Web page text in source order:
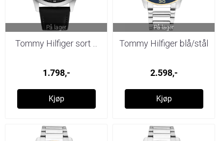
På lager
Tommy Hilfiger sort ...
1.798,-
Kjøp
På lager
Tommy Hilfiger blå/stål
2.598,-
Kjøp